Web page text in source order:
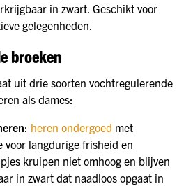
in zwart. Geschikt voor
gelegenheden.
broeken
uit drie soorten vochtregulerende
als dames:
: heren ondergoed met
voor langdurige frisheid en
kruipen niet omhoog en blijven
in zwart dat naadloos opgaat in